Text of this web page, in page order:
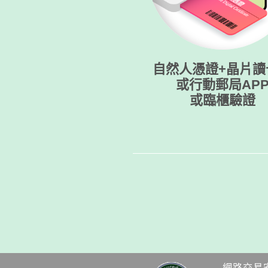
自然人憑證+晶片
或行動郵局
或臨櫃驗證